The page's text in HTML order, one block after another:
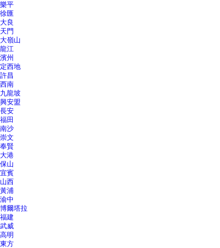
樂平
徐匯
大良
天門
大嶺山
龍江
濱州
定西地
許昌
西南
九龍坡
興安盟
長安
福田
南沙
崇文
奉賢
大港
保山
宜賓
山西
黃浦
渝中
博爾塔拉
福建
武威
高明
東方